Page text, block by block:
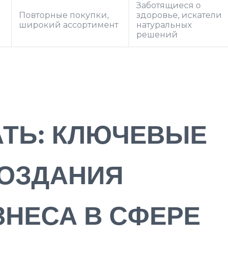
Повторные покупки,
широкий ассортимент
Заботящиеся о
здоровье, искатели
натуральных
решений
КЛЮЧЕВЫЕ
В СФЕРЕ